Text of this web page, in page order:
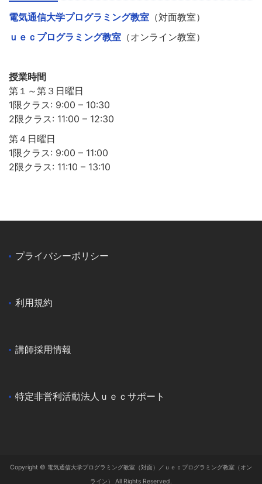
電気通信大学プログラミング教室 （対面教室）
ｕｅｃプログラミング教室 （オンライン教室）
授業時間
第１～第３日曜日
1限クラス: 9:00 – 10:30
2限クラス: 11:00 – 12:30
第４日曜日
1限クラス: 9:00 – 11:00
2限クラス: 11:10 – 13:10
プライバシーポリシー
利用規約
講師採用情報
特定非営利活動法人ｕｅｃサポート
Copyright © 電気通信大学プログラミング教室（対面）／ｕｅｃプログラミング教室（オン
ライン） All Rights Reserved.